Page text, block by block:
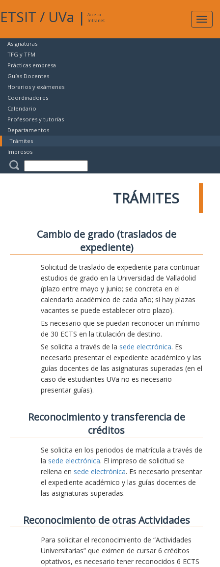
ETSIT / UVa |
Acceso
Intranet
Asignaturas
TFG y TFM
Prácticas empresa
Guías Docentes
Horarios y exámenes
Coordinadores
Calendario
Profesores y tutorías
Departamentos
Trámites
Impresos
TRÁMITES
Cambio de grado (traslados de
expediente)
Solicitud de traslado de expediente para continuar
estudios de grado en la Universidad de Valladolid
(plazo entre mayo y junio; se concreta en el
calendario académico de cada año; si hay plazas
vacantes se puede establecer otro plazo).
Es necesario que se puedan reconocer un mínimo
de 30 ECTS en la titulación de destino.
Se solicita a través de la sede electrónica. Es
necesario presentar el expediente académico y las
guías docentes de las asignaturas superadas (en el
caso de estudiantes UVa no es necesario
presentar guías).
Reconocimiento y transferencia de
créditos
Se solicita en los periodos de matrícula a través de
la sede electrónica. El impreso de solicitud se
rellena en sede electrónica. Es necesario presentar
el expediente académico y las guías docentes de
las asignaturas superadas.
Reconocimiento de otras Actividades
Para solicitar el reconocimiento de “Actividades
Universitarias” que eximen de cursar 6 créditos
optativos, es necesario tener reconocidos 6 ECTS